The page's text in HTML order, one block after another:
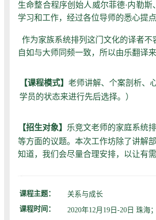
生命整合程序创始人威尔菲德·内勒
学习和工作，经过各位导师的悉心提
作为家族系统排列这门文化的译者
自如与大师同频一致，所以由乐翻译
【课程模式】 老师讲解、个案剖析、
学员的状态来进行先后选择。）
【招生对象】 乐竞文老师的家庭系统
等方面的议题。本次工作坊除了讲解
知道，我们会尽量合理安排，以让有
课程主题：
关系与成长
课程时间：
2020年12月19日-20日 珠海